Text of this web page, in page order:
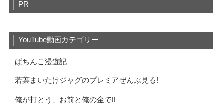
PR
YouTube動画カテゴリー
ぱちんこ漫遊記
若葉まいたけジャグのプレミアぜんぶ見る!
俺が打とう、お前と俺の金で!!